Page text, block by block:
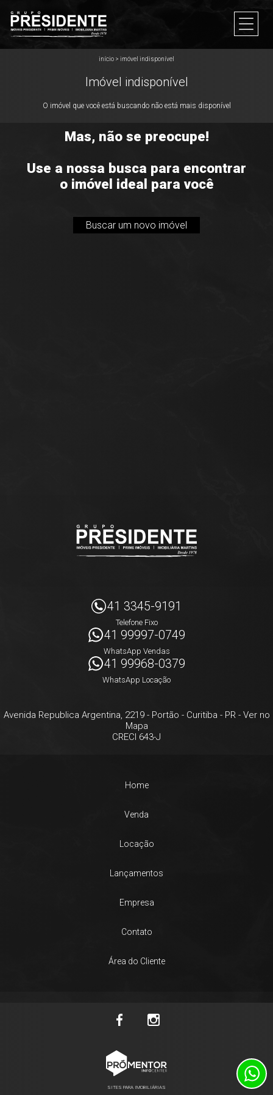
início > imóvel indisponível
Imóvel indisponível
O imóvel que você está buscando não está mais disponível
Mas, não se preocupe!
Use a nossa busca para encontrar
o imóvel ideal para você
Buscar um novo imóvel
41 3345-9191
Telefone Fixo
41 99997-0749
WhatsApp Vendas
41 99968-0379
WhatsApp Locação
Avenida Republica Argentina, 2219- Portão - Curitiba - PR- Ver no
Mapa
CRECI 643-J
Home
Venda
Locação
Lançamentos
Empresa
Contato
Área do Cliente
SITES PARA IMOBILIÁRIAS